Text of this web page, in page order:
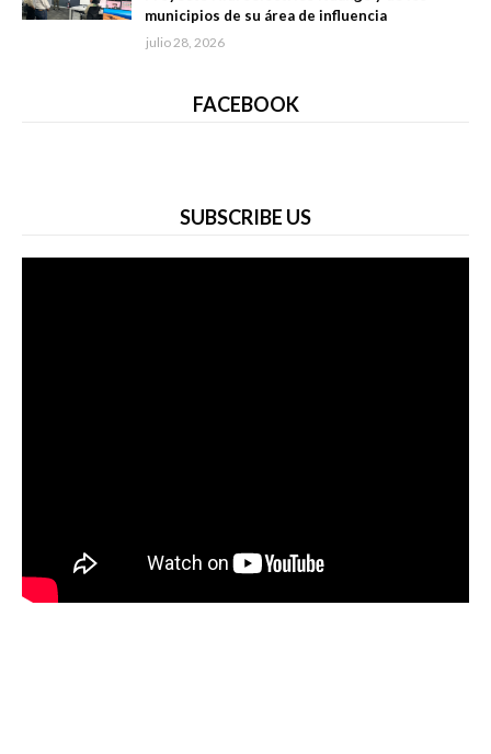
municipios de su área de influencia
julio 28, 2026
FACEBOOK
SUBSCRIBE US